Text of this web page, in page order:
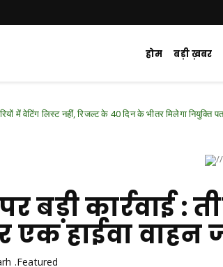
होम बड़ी ख़बर
रिजल्ट के 40 दिन के भीतर मिलेगा नियुक्ति पत्र
बड़ी कार्रवाई :
हाईवा वाहन
.Featured